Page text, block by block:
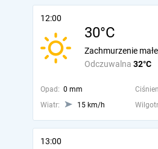
12:00
30°C
Odczuwalna 32°C
Zachmurzenie
Opad: 0 mm
Wiatr:
15 km/h
13:00